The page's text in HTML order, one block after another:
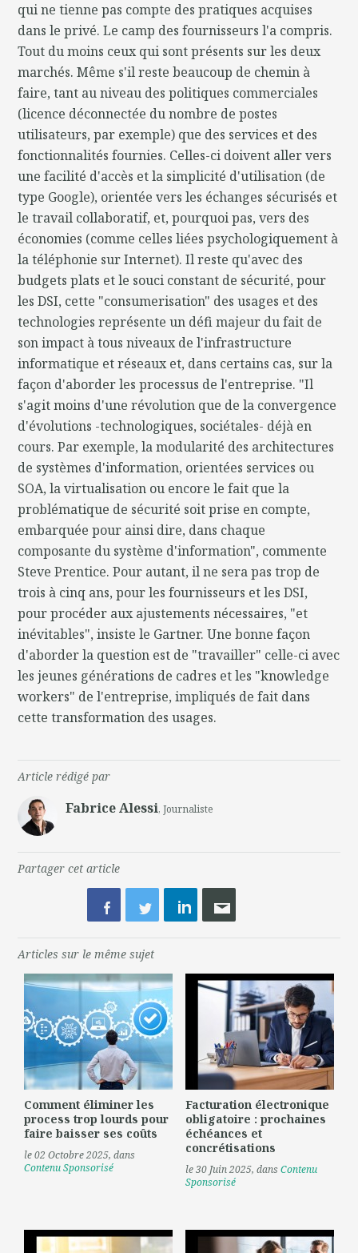
qui ne tienne pas compte des pratiques acquises
dans le privé. Le camp des fournisseurs l'a compris.
Tout du moins ceux qui sont présents sur les deux
marchés. Même s'il reste beaucoup de chemin à
faire, tant au niveau des politiques commerciales
(licence déconnectée du nombre de postes
utilisateurs, par exemple) que des services et des
fonctionnalités fournies. Celles-ci doivent aller vers
une facilité d'accès et la simplicité d'utilisation (de
type Google), orientée vers les échanges sécurisés et
le travail collaboratif, et, pourquoi pas, vers des
économies (comme celles liées psychologiquement à
la téléphonie sur Internet). Il reste qu'avec des
budgets plats et le souci constant de sécurité, pour
les DSI, cette "consumerisation" des usages et des
technologies représente un défi majeur du fait de
son impact à tous niveaux de l'infrastructure
informatique et réseaux et, dans certains cas, sur la
façon d'aborder les processus de l'entreprise. "Il
s'agit moins d'une révolution que de la convergence
d'évolutions -technologiques, sociétales- déjà en
cours. Par exemple, la modularité des architectures
de systèmes d'information, orientées services ou
SOA, la virtualisation ou encore le fait que la
problématique de sécurité soit prise en compte,
embarquée pour ainsi dire, dans chaque
composante du système d'information", commente
Steve Prentice. Pour autant, il ne sera pas trop de
trois à cinq ans, pour les fournisseurs et les DSI,
pour procéder aux ajustements nécessaires, "et
inévitables", insiste le Gartner. Une bonne façon
d'aborder la question est de "travailler" celle-ci avec
les jeunes générations de cadres et les "knowledge
workers" de l'entreprise, impliqués de fait dans
cette transformation des usages.
Article rédigé par
Fabrice Alessi, Journaliste
Partager cet article
Articles sur le même sujet
Comment éliminer les
process trop lourds pour
faire baisser ses coûts
le 02 Octobre 2025, dans
Contenu Sponsorisé
Facturation électronique
obligatoire : prochaines
échéances et
concrétisations
le 30 Juin 2025, dansContenu
Sponsorisé